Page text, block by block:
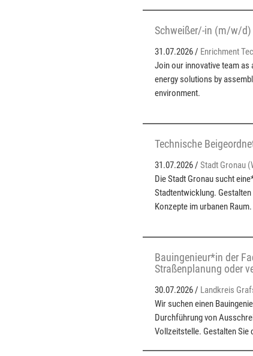
Schweißer/-in (m/w/d)
31.07.2026 / Enrichment
Join our innovative team
energy solutions by
environment.
Technische
31.07.2026 / Stadt Gronau
Die Stadt Gronau sucht
Stadtentwicklung.
Konzepte im urbanen Raum.
Bauingenieur*in der
Straßenplanung oder
30.07.2026 / Landkreis
Wir suchen einen
Durchführung von
Vollzeitstelle. Gestalten